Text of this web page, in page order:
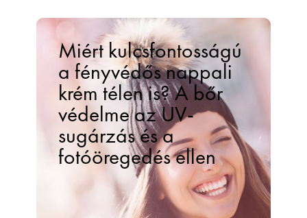
Miért kulcsfontosságú
a fényvédős nappali
krém télen is? A bőr
védelme az UV-
sugárzás és a
fotóöregedés ellen